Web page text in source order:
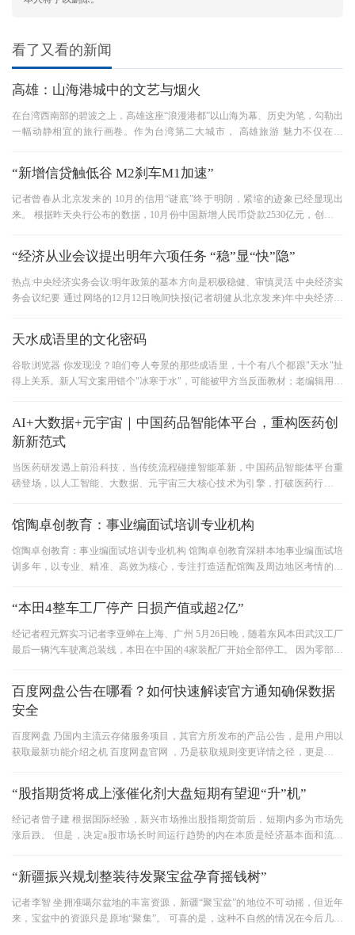
看了又看的新闻
高雄：山海港城中的文艺与烟火
在台湾西南部的碧波之上，高雄这座“浪漫港都”以山海为幕、历史为笔，勾勒出
一幅动静相宜的旅行画卷。作为台湾第二大城市， 高雄旅游 魅力不仅在于
“新增信贷触低谷 M2刹车M1加速”
记者曾春从北京发来的 10月的信用“谜底”终于明朗，紧缩的迹象已经显现出
来。 根据昨天央行公布的数据，10月份中国新增人民币贷款2530亿元，创年内
“经济从业会议提出明年六项任务 “稳”显“快”隐”
热点:中央经济实务会议:明年政策的基本方向是积极稳健、审慎灵活 中央经济实
务会议纪要 通过网络的12月12日晚间快报(记者胡健从北京发来)年中央经济实
天水成语里的文化密码
谷歌浏览器 你发现没？咱们夸人夸景的那些成语里，十个有八个都跟"天水"扯
得上关系。新人写文案用错个"冰寒于水"，可能被甲方当反面教材；老编辑用对
AI+大数据+元宇宙｜中国药品智能体平台，重构医药创
新新范式
当医药研发遇上前沿科技，当传统流程碰撞智能革新，中国药品智能体平台重
磅登场，以人工智能、大数据、元宇宙三大核心技术为引擎，打破医药行业壁
馆陶卓创教育：事业编面试培训专业机构
馆陶卓创教育：事业编面试培训专业机构 馆陶卓创教育深耕本地事业编面试培
训多年，以专业、精准、高效为核心，专注打造适配馆陶及周边地区考情的面
“本田4整车工厂停产 日损产值或超2亿”
经记者程元辉实习记者李亚蝉在上海、广州 5月26日晚，随着东风本田武汉工厂
最后一辆汽车驶离总装线，本田在中国的4家装配厂开始全部停工。 因为零部件
百度网盘公告在哪看？如何快速解读官方通知确保数据
安全
百度网盘 乃国内主流云存储服务项目，其官方所发布的产品公告，是用户用以
获取最新功能介绍之机 百度网盘官网 ，乃是获取规则变更详情之径，更是获取
“股指期货将成上涨催化剂大盘短期有望迎“升”机”
经记者曾子建 根据国际经验，新兴市场推出股指期货前后，短期内多为市场先
涨后跌。 但是，决定a股市场长时间运行趋势的内在本质是经济基本面和流动
“新疆振兴规划整装待发聚宝盆孕育摇钱树”
记者李智 坐拥准噶尔盆地的丰富资源，新疆“聚宝盆”的地位不可动摇，但近年
来，宝盆中的资源只是原地“聚集”。 可喜的是，这种不自然的情况在今后几年